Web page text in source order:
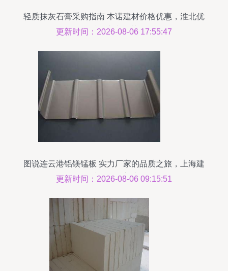
轻质抹灰石膏采购指南 本诺建材价格优惠，淮北优
质供应商推荐
更新时间：2026-08-06 17:55:47
图说连云港铝镁锰板 实力厂家的品质之旅，上海建
材的可靠之选
更新时间：2026-08-06 09:15:51